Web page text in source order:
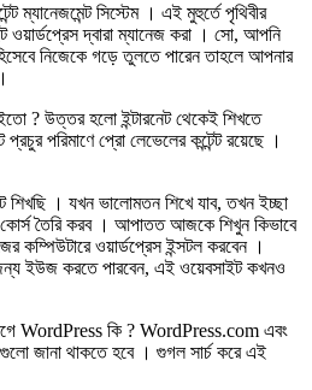
ম্যানেজমেন্ট সিস্টেম । এই মুহুর্তে পৃথিবীর
ওয়ার্ডপ্রেস দ্বারা ম্যানেজ করা । সো, আপনি
নিজেকে গড়ে তুলতে পারেন তাহলে আপনার
? উত্তর হলো ইন্টারনেট থেকেই শিখতে
প্রচুর পরিমাণে প্রো লেভেলের কন্টেন্ট রয়েছে ।
শিখছি । যখন ভালোমতন শিখে যাব, তখন ইচ্ছা
কোর্স তৈরি করব । আপাতত আজকে শিখুন কিভাবে
কম্পিউটারে ওয়ার্ডপ্রেস ইন্সটল করবেন ।
ইউজ করতে পারবেন, এই ওয়েবসাইট কখনও
WordPress কি ? WordPress.com এবং
জানা থাকতে হবে । গুগল সার্চ করে এই